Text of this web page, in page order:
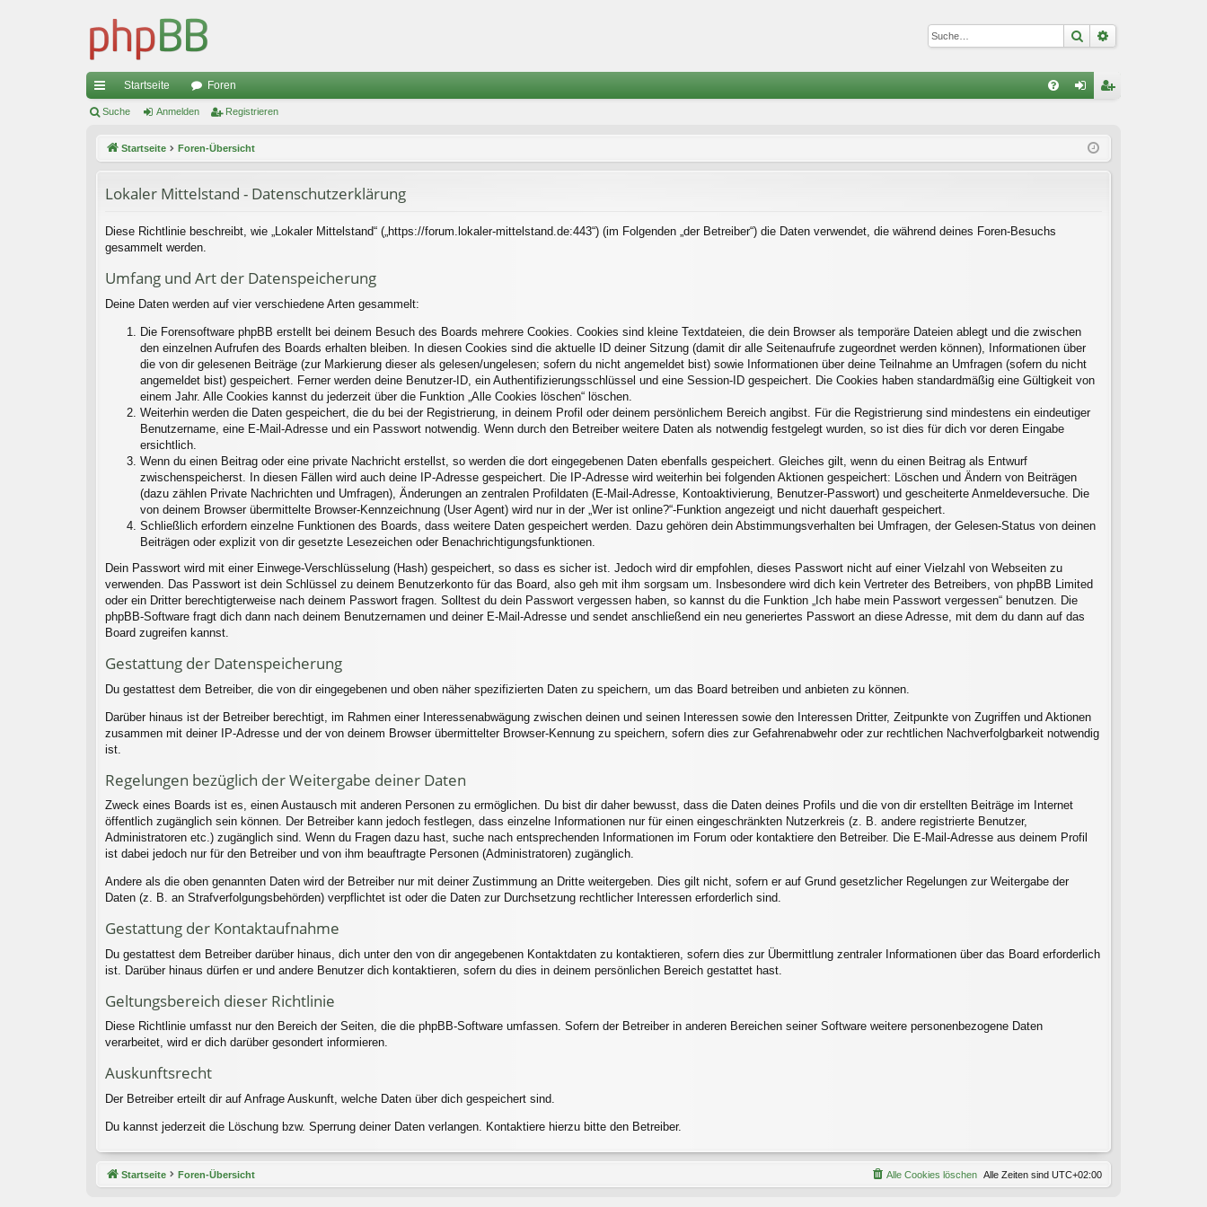
Suche
ch
Startseite Foren
ist
Suche Anmelden Registrieren
Startseite Foren-Übersicht
Lokaler Mittelstand - Datenschutzerklärung
Diese Richtlinie beschreibt, wie „Lokaler Mittelstand“ („https://forum.lokaler-mittelstand.de:443“) (im Folgenden „der Betreiber“) die Daten verwendet, die während deines Foren-Besuchs
gesammelt werden.
Umfang und Art der Datenspeicherung
Deine Daten werden auf vier verschiedene Arten gesammelt:
Die Forensoftware phpBB erstellt bei deinem Besuch des Boards mehrere Cookies. Cookies sind kleine Textdateien, die dein Browser als temporäre Dateien ablegt und die zwischen
den einzelnen Aufrufen des Boards erhalten bleiben. In diesen Cookies sind die aktuelle ID deiner Sitzung (damit dir alle Seitenaufrufe zugeordnet werden können), Informationen über
die von dir gelesenen Beiträge (zur Markierung dieser als gelesen/ungelesen; sofern du nicht angemeldet bist) sowie Informationen über deine Teilnahme an Umfragen (sofern du nicht
angemeldet bist) gespeichert. Ferner werden deine Benutzer-ID, ein Authentifizierungsschlüssel und eine Session-ID gespeichert. Die Cookies haben standardmäßig eine Gültigkeit von
einem Jahr. Alle Cookies kannst du jederzeit über die Funktion „Alle Cookies löschen“ löschen.
Weiterhin werden die Daten gespeichert, die du bei der Registrierung, in deinem Profil oder deinem persönlichem Bereich angibst. Für die Registrierung sind mindestens ein eindeutiger
Benutzername, eine E-Mail-Adresse und ein Passwort notwendig. Wenn durch den Betreiber weitere Daten als notwendig festgelegt wurden, so ist dies für dich vor deren Eingabe
ersichtlich.
Wenn du einen Beitrag oder eine private Nachricht erstellst, so werden die dort eingegebenen Daten ebenfalls gespeichert. Gleiches gilt, wenn du einen Beitrag als Entwurf
zwischenspeicherst. In diesen Fällen wird auch deine IP-Adresse gespeichert. Die IP-Adresse wird weiterhin bei folgenden Aktionen gespeichert: Löschen und Ändern von Beiträgen
(dazu zählen Private Nachrichten und Umfragen), Änderungen an zentralen Profildaten (E-Mail-Adresse, Kontoaktivierung, Benutzer-Passwort) und gescheiterte Anmeldeversuche. Die
von deinem Browser übermittelte Browser-Kennzeichnung (User Agent) wird nur in der „Wer ist online?“-Funktion angezeigt und nicht dauerhaft gespeichert.
Schließlich erfordern einzelne Funktionen des Boards, dass weitere Daten gespeichert werden. Dazu gehören dein Abstimmungsverhalten bei Umfragen, der Gelesen-Status von deinen
Beiträgen oder explizit von dir gesetzte Lesezeichen oder Benachrichtigungsfunktionen.
Dein Passwort wird mit einer Einwege-Verschlüsselung (Hash) gespeichert, so dass es sicher ist. Jedoch wird dir empfohlen, dieses Passwort nicht auf einer Vielzahl von Webseiten zu
verwenden. Das Passwort ist dein Schlüssel zu deinem Benutzerkonto für das Board, also geh mit ihm sorgsam um. Insbesondere wird dich kein Vertreter des Betreibers, von phpBB Limited
oder ein Dritter berechtigterweise nach deinem Passwort fragen. Solltest du dein Passwort vergessen haben, so kannst du die Funktion „Ich habe mein Passwort vergessen“ benutzen. Die
phpBB-Software fragt dich dann nach deinem Benutzernamen und deiner E-Mail-Adresse und sendet anschließend ein neu generiertes Passwort an diese Adresse, mit dem du dann auf das
Board zugreifen kannst.
Gestattung der Datenspeicherung
Du gestattest dem Betreiber, die von dir eingegebenen und oben näher spezifizierten Daten zu speichern, um das Board betreiben und anbieten zu können.
Darüber hinaus ist der Betreiber berechtigt, im Rahmen einer Interessenabwägung zwischen deinen und seinen Interessen sowie den Interessen Dritter, Zeitpunkte von Zugriffen und Aktionen
zusammen mit deiner IP-Adresse und der von deinem Browser übermittelter Browser-Kennung zu speichern, sofern dies zur Gefahrenabwehr oder zur rechtlichen Nachverfolgbarkeit notwendig
ist.
Regelungen bezüglich der Weitergabe deiner Daten
Zweck eines Boards ist es, einen Austausch mit anderen Personen zu ermöglichen. Du bist dir daher bewusst, dass die Daten deines Profils und die von dir erstellten Beiträge im Internet
öffentlich zugänglich sein können. Der Betreiber kann jedoch festlegen, dass einzelne Informationen nur für einen eingeschränkten Nutzerkreis (z. B. andere registrierte Benutzer,
Administratoren etc.) zugänglich sind. Wenn du Fragen dazu hast, suche nach entsprechenden Informationen im Forum oder kontaktiere den Betreiber. Die E-Mail-Adresse aus deinem Profil
ist dabei jedoch nur für den Betreiber und von ihm beauftragte Personen (Administratoren) zugänglich.
Andere als die oben genannten Daten wird der Betreiber nur mit deiner Zustimmung an Dritte weitergeben. Dies gilt nicht, sofern er auf Grund gesetzlicher Regelungen zur Weitergabe der
Daten (z. B. an Strafverfolgungsbehörden) verpflichtet ist oder die Daten zur Durchsetzung rechtlicher Interessen erforderlich sind.
Gestattung der Kontaktaufnahme
Du gestattest dem Betreiber darüber hinaus, dich unter den von dir angegebenen Kontaktdaten zu kontaktieren, sofern dies zur Übermittlung zentraler Informationen über das Board erforderlich
ist. Darüber hinaus dürfen er und andere Benutzer dich kontaktieren, sofern du dies in deinem persönlichen Bereich gestattet hast.
Geltungsbereich dieser Richtlinie
Diese Richtlinie umfasst nur den Bereich der Seiten, die die phpBB-Software umfassen. Sofern der Betreiber in anderen Bereichen seiner Software weitere personenbezogene Daten
verarbeitet, wird er dich darüber gesondert informieren.
Auskunftsrecht
Der Betreiber erteilt dir auf Anfrage Auskunft, welche Daten über dich gespeichert sind.
Du kannst jederzeit die Löschung bzw. Sperrung deiner Daten verlangen. Kontaktiere hierzu bitte den Betreiber.
Startseite Foren-Übersicht Alle Zeiten sind UTC+02:00
Alle Cookies löschen